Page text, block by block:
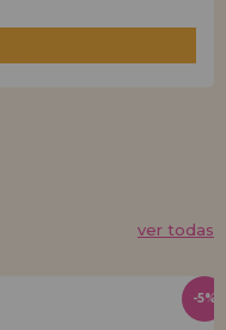
ver todas
-5%